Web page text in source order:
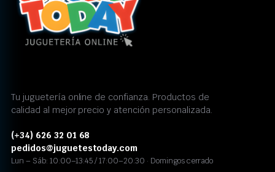
Tu juguetería online de confianza. Productos de
calidad al mejor precio y atención personalizada.
(+34) 626 32 01 68
pedidos@juguetestoday.com
Lun – Sáb: 10:00–13:45 / 17:00–20:30 · Domingos cerrado